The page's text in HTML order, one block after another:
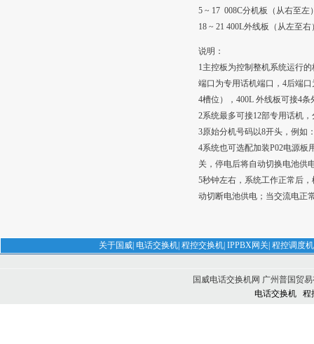
5 ~ 17 008C分机板（从右至左
18 ~ 21 400L外线板（从左至右
说明：
1主控板为控制整机系统运行
端口为专用话机端口，4后端
4槽位），400L 外线板可接4条
2系统最多可接12部专用话机，
3原始分机号码以8开头，例如
4系统也可选配加装P02电源板
关，停电后将自动切换电池供
5秒钟左右，系统工作正常后
动切断电池供电；当交流电正
关于国威| 电话交换机| 程控交换机| IPPBX网关| 程控调度机
国威电话交换机网 广州普国贸
电话交换机
程